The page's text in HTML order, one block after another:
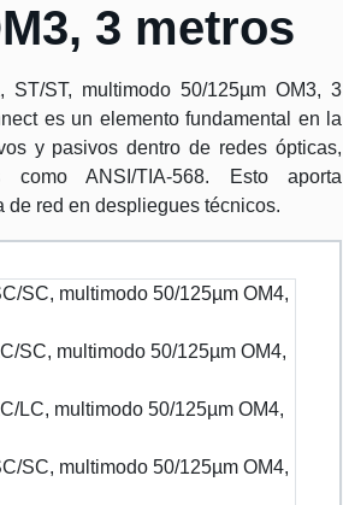
3 metros
ST, multimodo 50/125µm OM3, 3
es un elemento fundamental en la
y pasivos dentro de redes ópticas,
como ANSI/TIA-568. Esto aporta
de red en despliegues técnicos.
SC, multimodo 50/125µm OM4,
SC, multimodo 50/125µm OM4,
LC, multimodo 50/125µm OM4,
SC, multimodo 50/125µm OM4,